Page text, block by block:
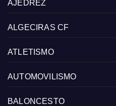
AJEDREZ
ALGECIRAS CF
ATLETISMO
AUTOMOVILISMO
BALONCESTO